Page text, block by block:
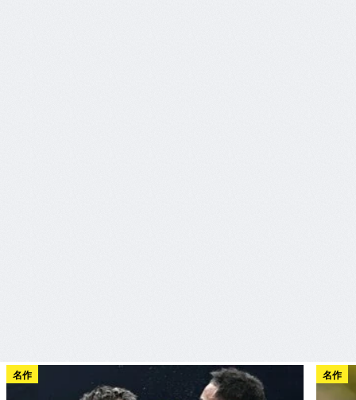
名作 名作